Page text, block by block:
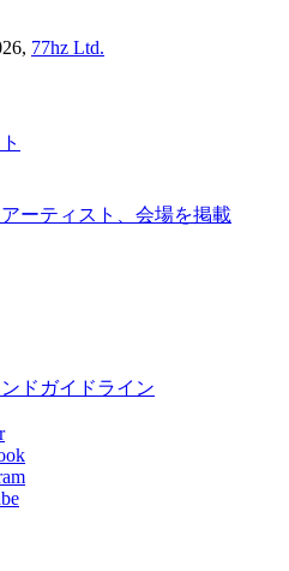
77hz Ltd.
ーティスト、会場を掲載
ドガイドライン